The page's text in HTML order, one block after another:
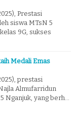
Prestasi
siswa MTsN 5
9G, sukses
Medali Emas
prestasi
Almufarridun
Nganjuk, yang berh…